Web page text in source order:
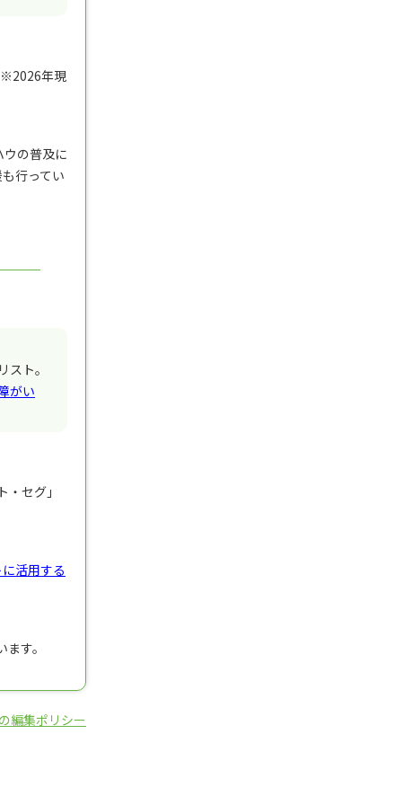
※2026年現
の普及に
行ってい
ト。
がい
セグ」
活用する
す。
編集ポリシー